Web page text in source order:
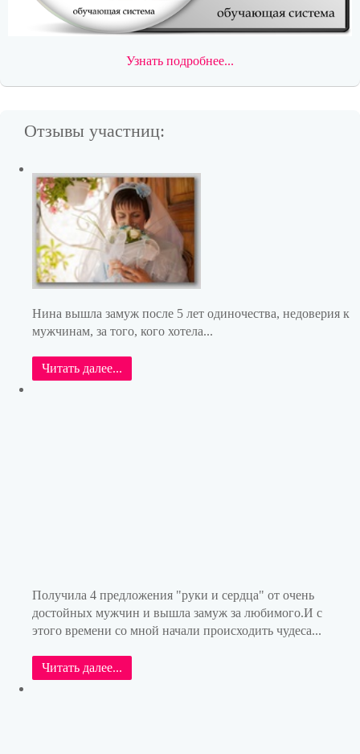
Узнать подробнее...
Отзывы участниц:
Нина вышла замуж после 5 лет одиночества, недоверия к
мужчинам, за того, кого хотела...
Читать далее...
Получила 4 предложения "руки и сердца" от очень
достойных мужчин и вышла замуж за любимого.И с
этого времени со мной начали происходить чудеса...
Читать далее...